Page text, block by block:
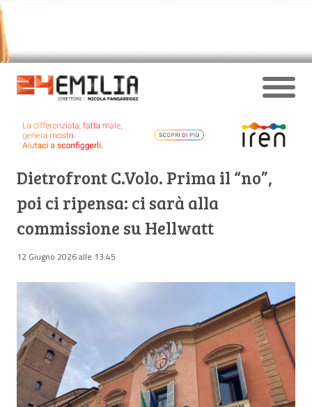
Dietrofront C.Volo. Prima il “no”,
poi ci ripensa: ci sarà alla
commissione su Hellwatt
12 Giugno 2026 alle 13:45